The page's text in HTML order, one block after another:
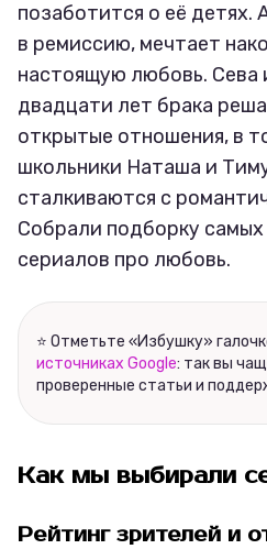
позаботится о её
в ремиссию, мечтает
настоящую любовь. Сева
двадцати лет брака
открытые отношения, в
школьники Наташа и
сталкиваются с
Собрали подборку самых
сериалов про любовь.
⭐ Отметьте «Избушку»
источниках Google: так вы
проверенные статьи и
Как мы выбирали
Рейтинг зрителей и